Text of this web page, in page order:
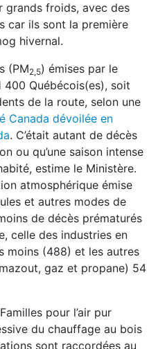
grands froids, avec des
car ils sont la première
hivernal.
(PM2,5) émises par le
Québécois(es), soit
de la route, selon une
Canada dévoilée en
. C’était autant de décès
ou qu’une saison intense
estime le Ministère.
atmosphérique émise
et autres modes de
de décès prématurés
celle des industries en
moins (488) et les autres
gaz et propane) 54
pour l’air pur
du chauffage au bois
sont raccordées au